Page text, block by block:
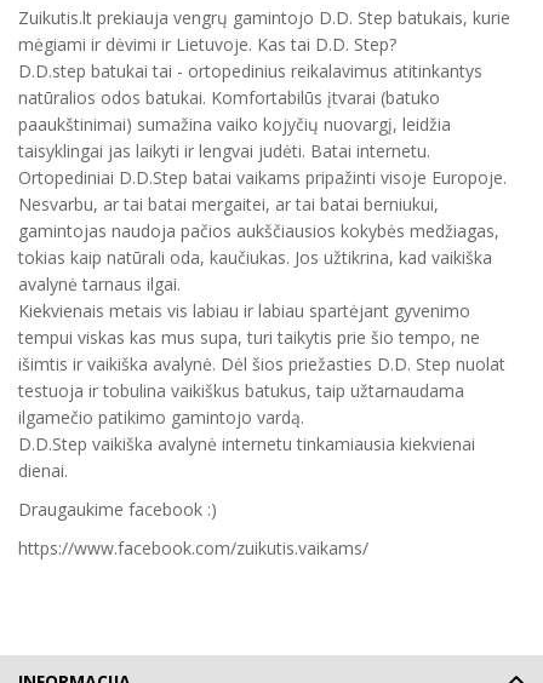
Zuikutis.lt prekiauja vengrų gamintojo D.D. Step batukais, kurie
mėgiami ir dėvimi ir Lietuvoje. Kas tai D.D. Step?
D.D.step batukai tai - ortopedinius reikalavimus atitinkantys
natūralios odos batukai. Komfortabilūs įtvarai (batuko
paaukštinimai) sumažina vaiko kojyčių nuovargį, leidžia
taisyklingai jas laikyti ir lengvai judėti. Batai internetu.
Ortopediniai D.D.Step batai vaikams pripažinti visoje Europoje.
Nesvarbu, ar tai batai mergaitei, ar tai batai berniukui,
gamintojas naudoja pačios aukščiausios kokybės medžiagas,
tokias kaip natūrali oda, kaučiukas. Jos užtikrina, kad vaikiška
avalynė tarnaus ilgai.
Kiekvienais metais vis labiau ir labiau spartėjant gyvenimo
tempui viskas kas mus supa, turi taikytis prie šio tempo, ne
išimtis ir vaikiška avalynė. Dėl šios priežasties D.D. Step nuolat
testuoja ir tobulina vaikiškus batukus, taip užtarnaudama
ilgamečio patikimo gamintojo vardą.
D.D.Step vaikiška avalynė internetu tinkamiausia kiekvienai
dienai.
Draugaukime facebook :)
https://www.facebook.com/zuikutis.vaikams/